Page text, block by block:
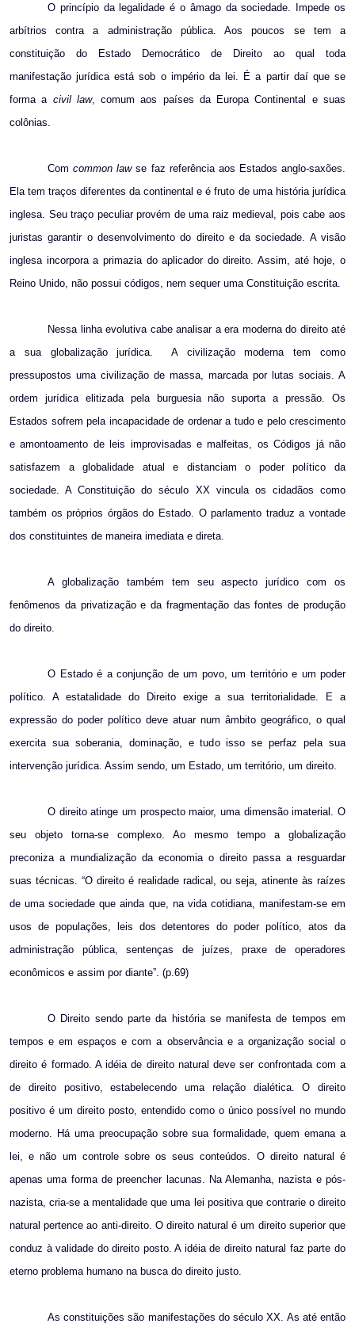
O princípio da legalidade é o âmago da sociedade. Impede os
arbítrios contra a administração pública. Aos poucos se tem a
constituição do Estado Democrático de Direito ao qual toda
manifestação jurídica está sob o império da lei. É a partir daí que se
forma a civil law, comum aos países da Europa Continental e suas
colônias.
Comcommon lawse faz referência aos Estados anglo-saxões.
Ela tem traços diferentes da continental e é fruto de uma história jurídica
inglesa. Seu traço peculiar provém de uma raiz medieval, pois cabe aos
juristas garantir o desenvolvimento do direito e da sociedade. A visão
inglesa incorpora a primazia do aplicador do direito. Assim, até hoje, o
Reino Unido, não possui códigos, nem sequer uma Constituição escrita.
Nessa linha evolutiva cabe analisar a era moderna do direito até
a sua globalização jurídica.
A civilização moderna tem como
pressupostos uma civilização de massa, marcada por lutas sociais. A
ordem jurídica elitizada pela burguesia não suporta a pressão. Os
Estados sofrem pela incapacidade de ordenar a tudo e pelo crescimento
e amontoamento de leis improvisadas e malfeitas, os Códigos já não
satisfazem a globalidade atual e distanciam o poder político da
sociedade. A Constituição do século XX vincula os cidadãos como
também os próprios órgãos do Estado. O parlamento traduz a vontade
dos constituintes de maneira imediata e direta.
A globalização também tem seu aspecto jurídico com os
fenômenos da privatização e da fragmentação das fontes de produção
do direito.
O Estado é a conjunção de um povo, um território e um poder
político. A estatalidade do Direito exige a sua territorialidade. E a
expressão do poder político deve atuar num âmbito geográfico, o qual
exercita sua soberania, dominação, e tudo isso se perfaz pela sua
intervenção jurídica. Assim sendo, um Estado, um território, um direito.
O direito atinge um prospecto maior, uma dimensão imaterial. O
seu objeto torna-se complexo. Ao mesmo tempo a globalização
preconiza a mundialização da economia o direito passa a resguardar
suas técnicas. “O direito é realidade radical, ou seja, atinente às raízes
de uma sociedade que ainda que, na vida cotidiana, manifestam-se em
usos de populações, leis dos detentores do poder político, atos da
administração pública, sentenças de juízes, praxe de operadores
econômicos e assim por diante”. (p.69)
O Direito sendo parte da história se manifesta de tempos em
tempos e em espaços e com a observância e a organização social o
direito é formado. A idéia de direito natural deve ser confrontada com a
de direito positivo, estabelecendo uma relação dialética. O direito
positivo é um direito posto, entendido como o único possível no mundo
moderno. Há uma preocupação sobre sua formalidade, quem emana a
lei, e não um controle sobre os seus conteúdos. O direito natural é
apenas uma forma de preencher lacunas. Na Alemanha, nazista e pós-
nazista, cria-se a mentalidade que uma lei positiva que contrarie o direito
natural pertence ao anti-direito. O direito natural é um direito superior que
conduz à validade do direito posto. A idéia de direito natural faz parte do
eterno problema humano na busca do direito justo.
As constituições são manifestações do século XX. As até então